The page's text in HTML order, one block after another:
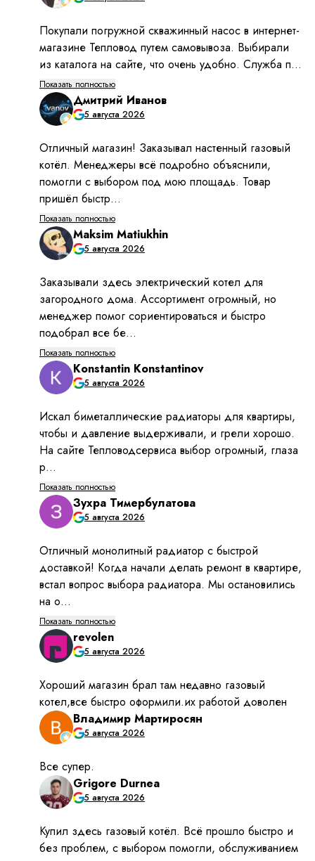
Особенности выбора насосов
Выбор глубинных насосов для скважин Водолей
достаточно прост – для него вам не понадобится
даже консультация специалиста (хотя вы можете
получить её у нас по поводу эксплуатации любого
оборудования). Всё, что вам необходимо учесть –
водопотребление.
В зависимости от размеров скважины стоит
выбрать:
для диаметра от 100 мм – насос Водолей
БЦПЭУ;
для 110 мм и более – насос Водолей БЦПЭ.
Покупка насоса
Приобрести, например, один из наиболее
популярных и недорогих агрегатов в серии
Водолей насос 16, вы можете, воспользовавшись
услугами компании «ТепловодСервис». Именно у
нас, официального дилера этого украинского
бренда с вполне европейским качеством, вы
найдёте и минимальные цены на насосные
установки, и большой их выбор, и отличное